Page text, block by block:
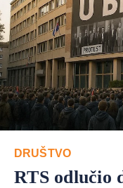
DRUŠTVO
RTS odlučio